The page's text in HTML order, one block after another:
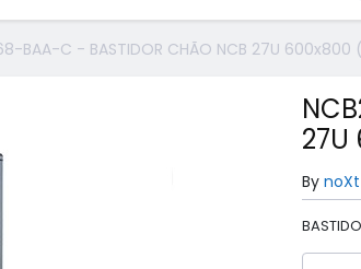
BAA-C - BASTIDOR CHÃO NCB 27U 600x800
27U
By noXt